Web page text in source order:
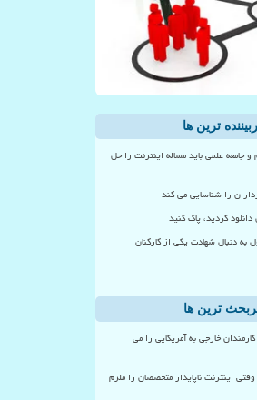
ترین ها
جامعه علمی باید مساله اینترنت را حل
را شناسایی می کند
کردید، پاک کنید
به دنبال شهادت یکی از کارکنان
ترین ها
خارجی به آمریکایی را می
اینترنت ناپایدار متخصصان را ملزم